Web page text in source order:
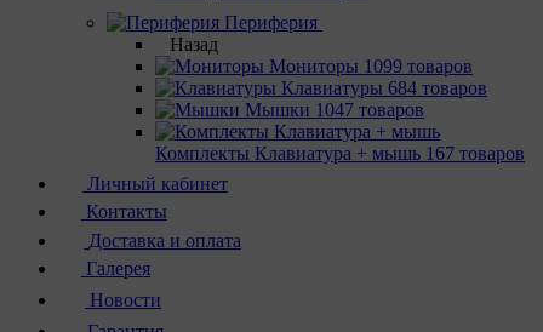
Периферия
Назад
Мониторы 1099 товаров
Клавиатуры 684 товаров
Мышки 1047 товаров
Комплекты Клавиатура + мышь 167 товаров
Личный кабинет
Контакты
Доставка и оплата
Галерея
Новости